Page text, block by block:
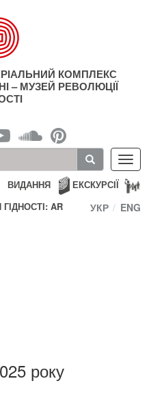
КОМПЛЕКС
– МУЗЕЙ РЕВОЛЮЦІЇ
ЕКСКУРСІЇ
ВИДАННЯ
AR
УКР ENG
року